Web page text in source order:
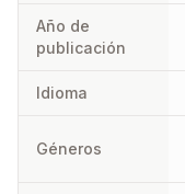
Año de
publicación
Idioma
Géneros